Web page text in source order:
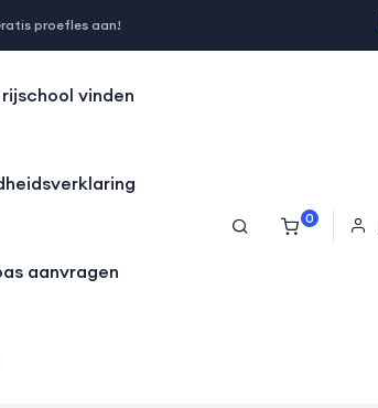
proefles aan!
vinden
aanvragen
0